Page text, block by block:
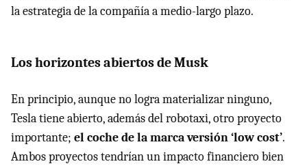
la estrategia de la compañía a medio-largo plazo.
Los horizontes abiertos de Musk
En principio, aunque no logra materializar ninguno,
Tesla tiene abierto, además del robotaxi, otro proyecto
importante; el coche de la marca versión ‘low cost’.
Ambos proyectos tendrían un impacto financiero bien